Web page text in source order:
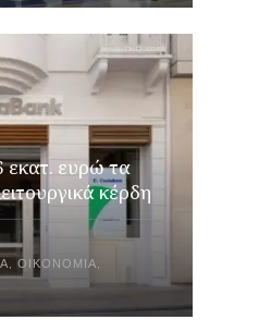
εκατ. ευρώ τα
κέρδη
,ΟΙΚΟΝΟΜΊΑ,